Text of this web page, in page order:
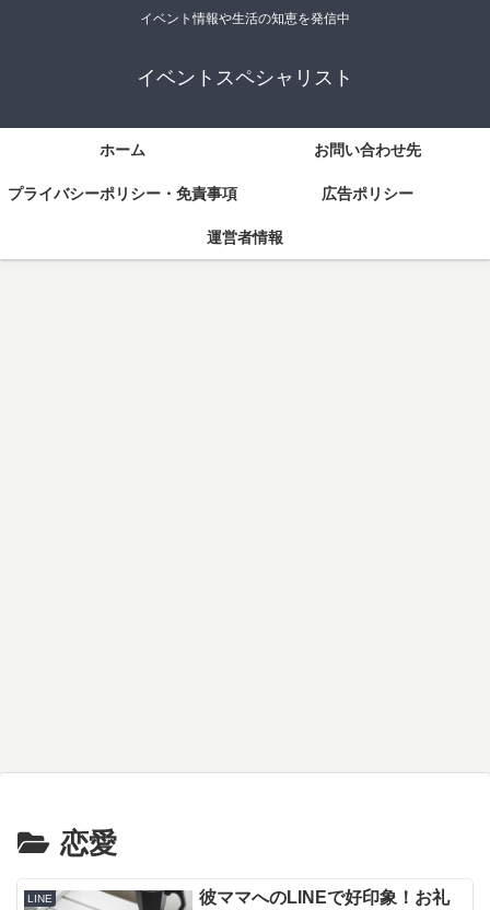
イベント情報や生活の知恵を発信中
イベントスペシャリスト
ホーム お問い合わせ先
プライバシーポリシー・免責事項 広告ポリシー
運営者情報
恋愛
LINE
彼ママへのLINEで好印象！お礼